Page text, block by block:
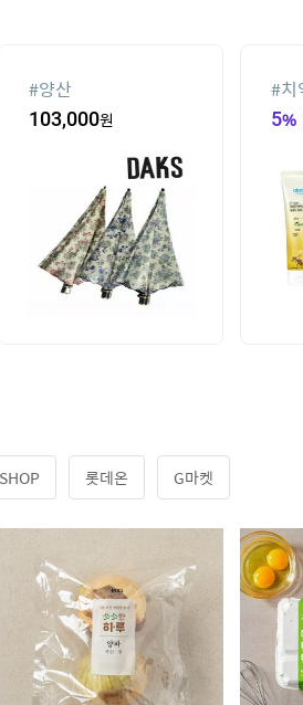
#양산
103,000원
#치
5%
롯데온 G마켓